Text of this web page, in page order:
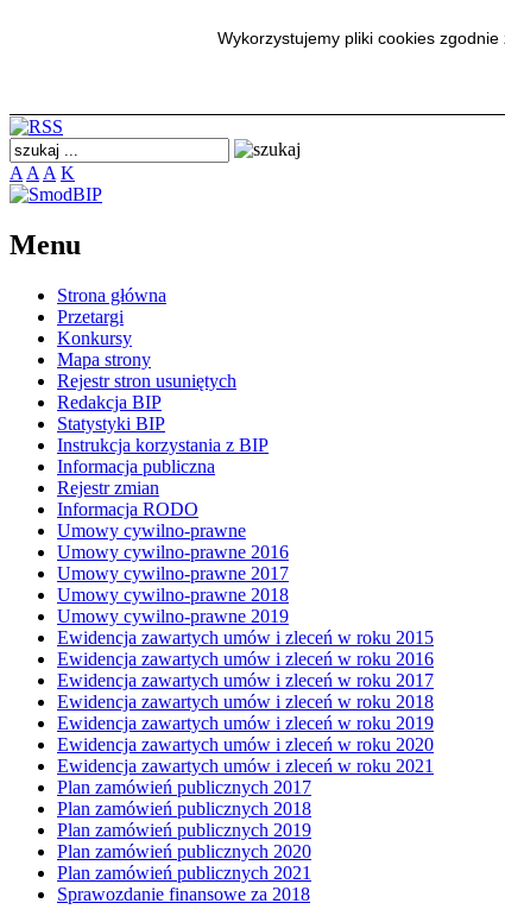
Wykorzystujemy pliki cookies
A A A K
Menu
Strona główna
Przetargi
Konkursy
Mapa strony
Rejestr stron usuniętych
Redakcja BIP
Statystyki BIP
Instrukcja korzystania z BIP
Informacja publiczna
Rejestr zmian
Informacja RODO
Umowy cywilno-prawne
Umowy cywilno-prawne 2016
Umowy cywilno-prawne 2017
Umowy cywilno-prawne 2018
Umowy cywilno-prawne 2019
Ewidencja zawartych umów i zleceń w roku 2015
Ewidencja zawartych umów i zleceń w roku 2016
Ewidencja zawartych umów i zleceń w roku 2017
Ewidencja zawartych umów i zleceń w roku 2018
Ewidencja zawartych umów i zleceń w roku 2019
Ewidencja zawartych umów i zleceń w roku 2020
Ewidencja zawartych umów i zleceń w roku 2021
Plan zamówień publicznych 2017
Plan zamówień publicznych 2018
Plan zamówień publicznych 2019
Plan zamówień publicznych 2020
Plan zamówień publicznych 2021
Sprawozdanie finansowe za 2018